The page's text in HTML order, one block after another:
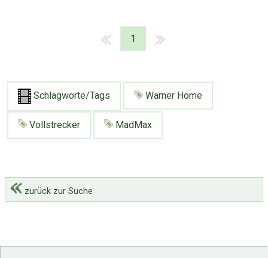
1
Schlagworte/Tags Warner Home
Vollstrecker MadMax
zurück zur Suche